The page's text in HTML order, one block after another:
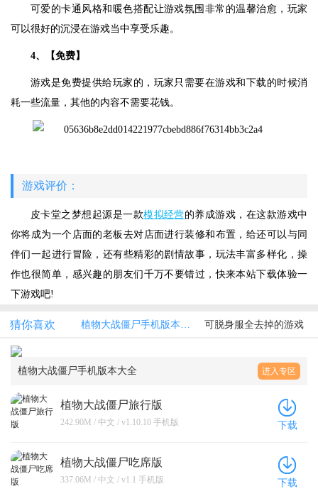
可爱的卡通风格和暖色搭配让游戏氛围非常的温馨治愈，玩家
可以很好的沉浸在游戏当中享受乐趣。
4、【免费】
游戏是免费提供给玩家的，玩家只需要在游戏和下载的时候消
耗一些流量，其他的内容不需要花钱。
游戏评价：
皮卡堂之梦想起源是一款模拟经营的养成游戏，在这款游戏中
你将成为一个店面的老板去对店面进行装修和布置，给还可以与同
伴们一起进行冒险，还有些精彩的剧情故事，玩法丰富多样化，操
作也很简单，感兴趣的朋友们千万不要错过，快来本站下载体验一
下游戏吧!
猜你喜欢 植物大战僵尸手机版本大全 可脱身服全去掉的游戏
植物大战僵尸手机版本大全 进入专区
植物大战僵尸旅行版
242.90M / 中文 / v1.10.10 手机版 下载
植物大战僵尸吃席版
337.06M / 中文 / v1.1 手机版 下载